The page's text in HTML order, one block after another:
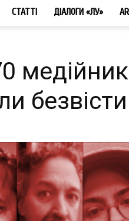
СТАТТІ ДІАЛОГИ «ЛУ»
безвісти